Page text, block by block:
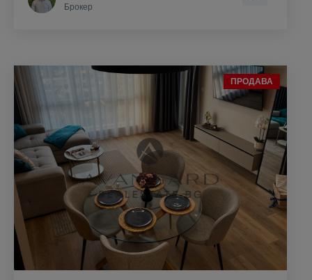
Брокер
ПРОДАВА